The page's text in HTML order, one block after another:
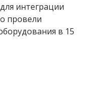
интеграции
провели
в 15